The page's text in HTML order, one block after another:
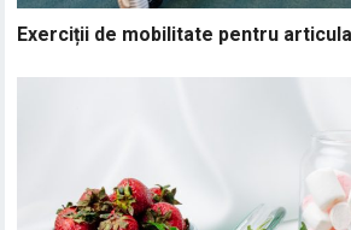
Exerciții de mobilitate pentru